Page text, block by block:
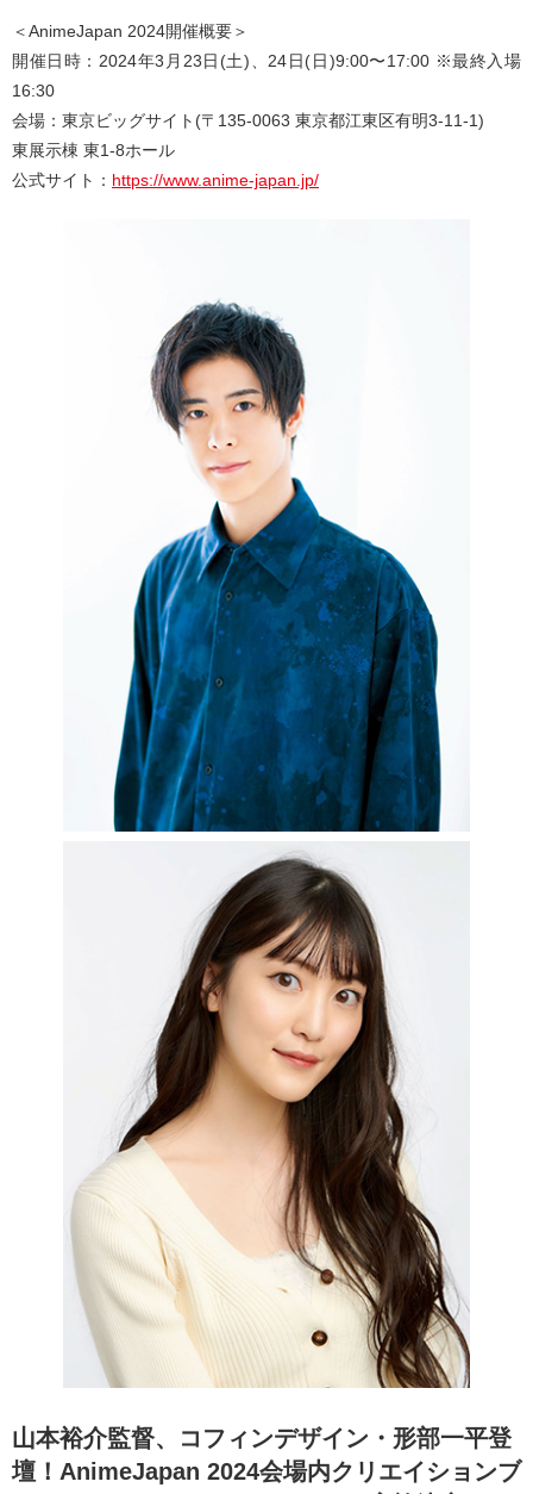
＜AnimeJapan 2024開催概要＞
開催日時：2024年3月23日(土)、24日(日)9:00〜17:00 ※最終入場
16:30
会場：東京ビッグサイト(〒135-0063 東京都江東区有明3-11-1)
東展示棟 東1-8ホール
公式サイト： https://www.anime-japan.jp/
山本裕介監督、コフィンデザイン・形部一平登
壇！AnimeJapan 2024会場内クリエイションブ